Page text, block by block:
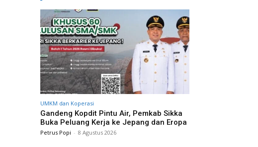
UMKM dan Koperasi
Gandeng Kopdit Pintu Air, Pemkab Sikka
Buka Peluang Kerja ke Jepang dan Eropa
Petrus Popi - 8 Agustus 2026